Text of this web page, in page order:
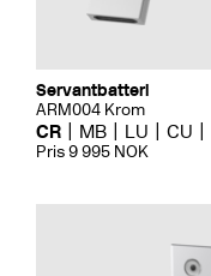
Servantbatteri
ARM004 Krom
CR MB LU CU
Pris 9 995 NOK